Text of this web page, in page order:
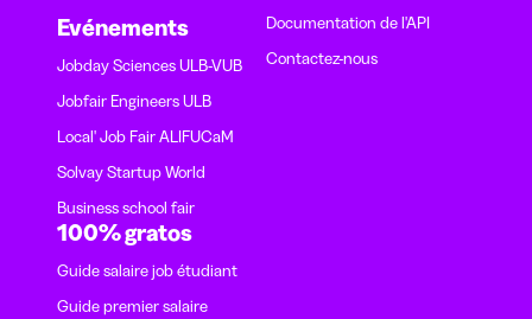
Evénements
Jobday Sciences ULB-VUB
Jobfair Engineers ULB
Local' Job Fair ALIFUCaM
Solvay Startup World
Business school fair
Documentation de l'API
Contactez-nous
100% gratos
Guide salaire job étudiant
Guide premier salaire